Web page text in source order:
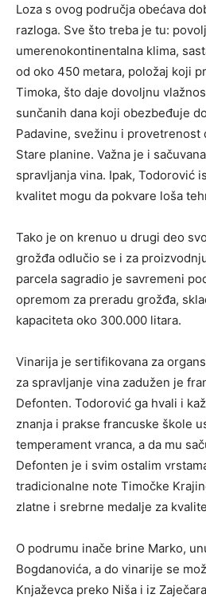
Loza s ovog područja obećava
razloga. Sve što treba je tu:
umerenokontinentalna klima,
od oko 450 metara, položaj koji
Timoka, što daje dovoljnu
sunčanih dana koji obezbeđuje
Padavine, svežinu i provetrenost
Stare planine. Važna je i
spravljanja vina. Ipak, Todorović
kvalitet mogu da pokvare loša
Tako je on krenuo u drugi deo
grožđa odlučio se i za
parcela sagradio je savremeni
opremom za preradu grožđa,
kapaciteta oko 300.000 litara.
Vinarija je sertifikovana za
za spravljanje vina zadužen je
Defonten. Todorović ga hvali i
znanja i prakse francuske škole
temperament vranca, a da mu
Defonten je i svim ostalim
tradicionalne note Timočke
zlatne i srebrne medalje za
O podrumu inače brine Marko,
Bogdanovića, a do vinarije se
Knjaževca preko Niša i iz